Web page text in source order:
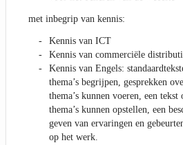
met inbegrip van kennis:
Kennis van ICT
Kennis van commerciële
Kennis van Engels:
thema’s begrijpen, gesprekken
thema’s kunnen voeren, een
thema’s kunnen opstellen, een
geven van ervaringen en
op het werk.